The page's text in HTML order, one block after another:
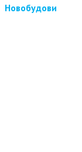
Новобудови